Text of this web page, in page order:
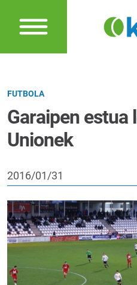
FUTBOLA
Garaipen estua
Unionek
2016/01/31